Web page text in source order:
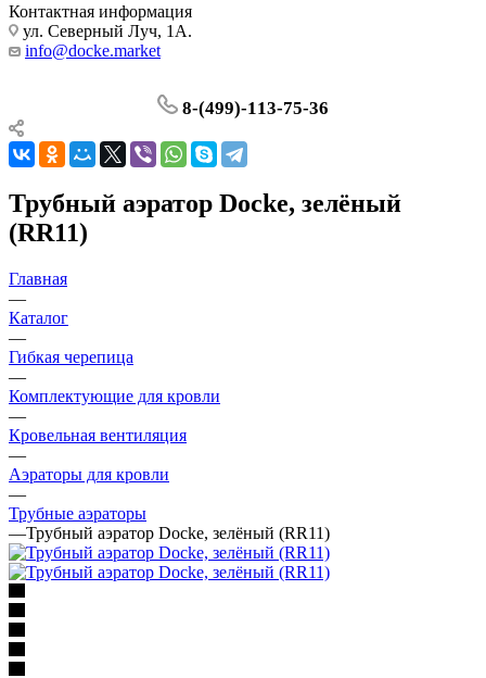
Контактная информация
ул. Северный Луч, 1А.
info@docke.market
8-(499)-113-75-36
Трубный аэратор Docke, зелёный
(RR11)
Главная
—
Каталог
—
Гибкая черепица
—
Комплектующие для кровли
—
Кровельная вентиляция
—
Аэраторы для кровли
—
Трубные аэраторы
—Трубный аэратор Docke, зелёный (RR11)